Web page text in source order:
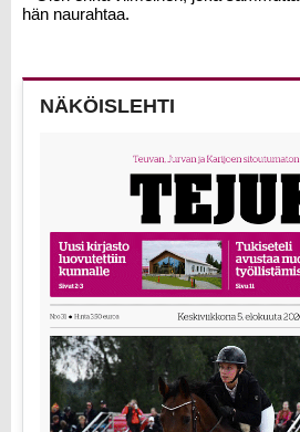
hän naurahtaa.
NÄKÖISLEHTI